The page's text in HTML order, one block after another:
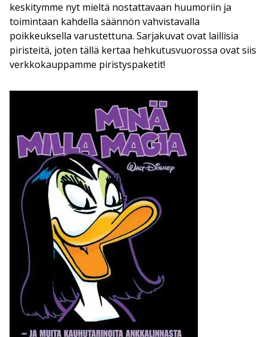
keskitymme nyt mieltä nostattavaan huumoriin ja
toimintaan kahdella säännön vahvistavalla
poikkeuksella varustettuna. Sarjakuvat ovat laillisia
piristeitä, joten tällä kertaa hehkutusvuorossa ovat siis
verkkokauppamme piristyspaketit!